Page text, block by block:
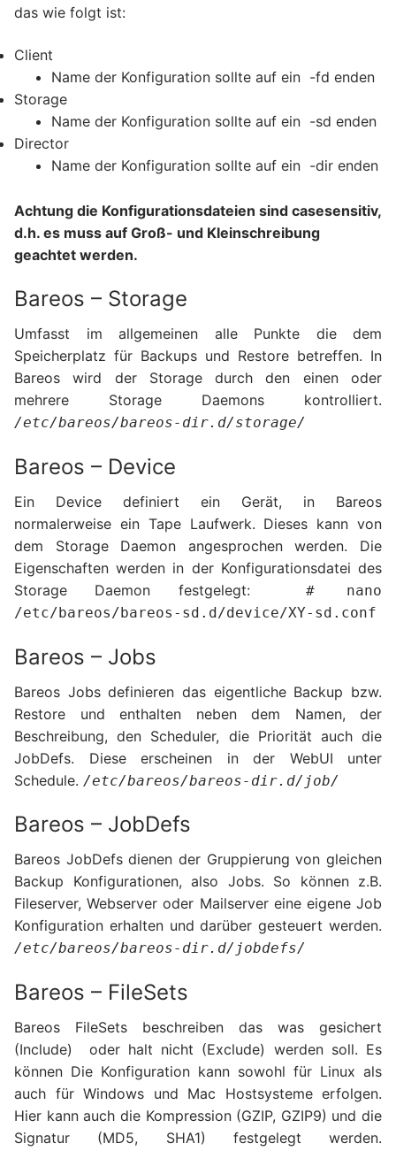
das wie folgt ist:
Client
Name der Konfiguration sollte auf ein -fd enden
Storage
Name der Konfiguration sollte auf ein -sd enden
Director
Name der Konfiguration sollte auf ein -dir enden
Achtung die Konfigurationsdateien sind casesensitiv,
d.h. es muss auf Groß- und Kleinschreibung
geachtet werden.
Bareos – Storage
Umfasst im allgemeinen alle Punkte die dem
Speicherplatz für Backups und Restore betreffen. In
Bareos wird der Storage durch den einen oder
mehrere Storage Daemons kontrolliert.
/etc/bareos/bareos-dir.d/storage/
Bareos – Device
Ein Device definiert ein Gerät, in Bareos
normalerweise ein Tape Laufwerk. Dieses kann von
dem Storage Daemon angesprochen werden. Die
Eigenschaften werden in der Konfigurationsdatei des
Storage Daemon festgelegt: # nano
/etc/bareos/bareos-sd.d/device/XY-sd.conf
Bareos – Jobs
Bareos Jobs definieren das eigentliche Backup bzw.
Restore und enthalten neben dem Namen, der
Beschreibung, den Scheduler, die Priorität auch die
JobDefs. Diese erscheinen in der WebUI unter
Schedule. /etc/bareos/bareos-dir.d/job/
Bareos – JobDefs
Bareos JobDefs dienen der Gruppierung von gleichen
Backup Konfigurationen, also Jobs. So können z.B.
Fileserver, Webserver oder Mailserver eine eigene Job
Konfiguration erhalten und darüber gesteuert werden.
/etc/bareos/bareos-dir.d/jobdefs/
Bareos – FileSets
Bareos FileSets beschreiben das was gesichert
(Include) oder halt nicht (Exclude) werden soll. Es
können Die Konfiguration kann sowohl für Linux als
auch für Windows und Mac Hostsysteme erfolgen.
Hier kann auch die Kompression (GZIP, GZIP9) und die
Signatur (MD5, SHA1) festgelegt werden.